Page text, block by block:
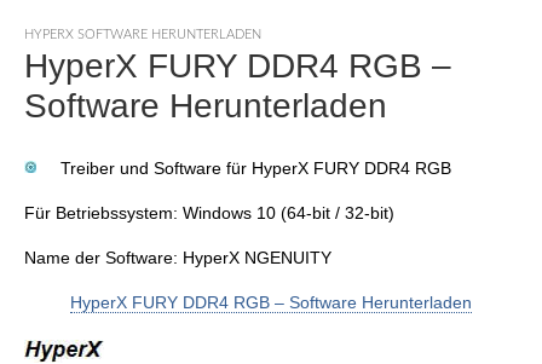
HYPERX SOFTWARE HERUNTERLADEN
HyperX FURY DDR4 RGB –
Software Herunterladen
Treiber und Software für HyperX FURY DDR4 RGB
Für Betriebssystem: Windows 10 (64-bit / 32-bit)
Name der Software: HyperX NGENUITY
HyperX FURY DDR4 RGB – Software Herunterladen